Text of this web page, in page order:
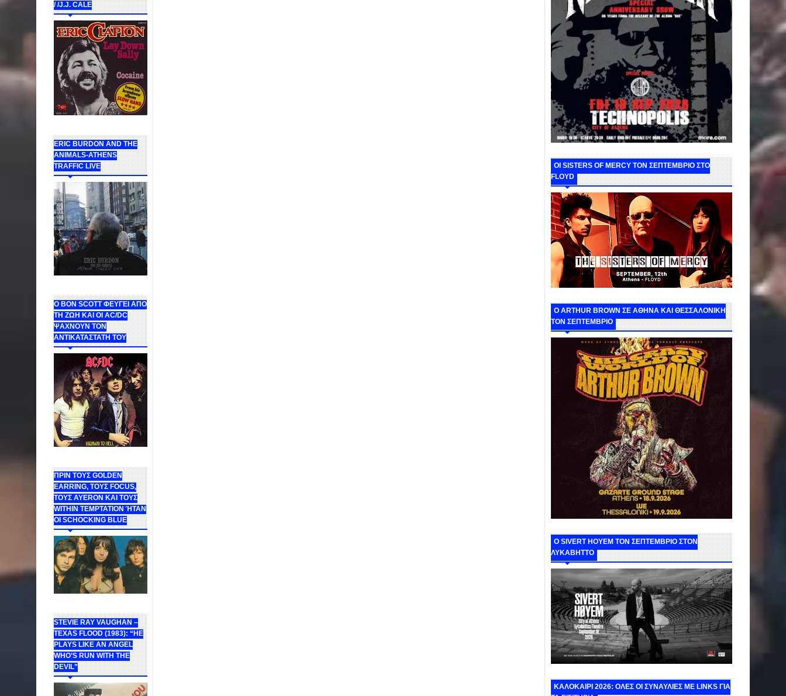
/ /J.J. CALE
ERIC BURDON AND THE
ANIMALS-ATHENS
TRAFFIC LIVE
Ο BON SCOTT ΦΕΥΓΕΙ ΑΠΟ
ΤΗ ΖΩΗ ΚΑΙ ΟΙ AC/DC
ΨΑΧΝΟΥΝ ΤΟΝ
ΑΝΤΙΚΑΤΑΣΤΑΤΗ ΤΟΥ
ΠΡΙΝ ΤΟΥΣ GOLDEN
EARRING, ΤΟΥΣ FOCUS,
ΤΟΥΣ ΑΥΕROΝ ΚΑΙ ΤΟΥΣ
WITHIN TEMPTATION ΉΤΑΝ
ΟΙ SCHOCKING BLUE
STEVIE RAY VAUGHAN –
TEXAS FLOOD (1983): “HE
PLAYS LIKE AN ANGEL
WHO’S RUN WITH THE
DEVIL”
ΟΙ SISTERS OF MERCY ΤΟΝ ΣΕΠΤΕΜΒΡΙΟ ΣΤΟ
FLOYD
O ARTHUR BROWN ΣΕ ΑΘΗΝΑ ΚΑΙ ΘΕΣΣΑΛΟΝΙΚΗ
ΤΟΝ ΣΕΠΤΕΜΒΡΙΟ
Ο SIVERT HOYEM ΤΟΝ ΣΕΠΤΕΜΒΡΙΟ ΣΤΟΝ
ΛΥΚΑΒΗΤΤΟ
ΚΑΛΟΚΑΙΡΙ 2026: ΟΛΕΣ ΟΙ ΣΥΝΑΥΛΙΕΣ ΜΕ LINKS ΓΙΑ